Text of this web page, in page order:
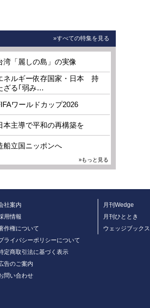
»すべての特集を見る
湾「麗しの島」の実像
ネルギー依存国家・日本 持
ざる｢弱み…
ワールドカップ2026
本主導で平和の再構築を
船立国ニッポンへ
»もっと見る
社案内
用情報
作権について
ライバシーポリシーについて
定商取引法に基づく表示
告のご案内
問い合わせ
月刊Wedge
月刊ひととき
ウェッジブックス